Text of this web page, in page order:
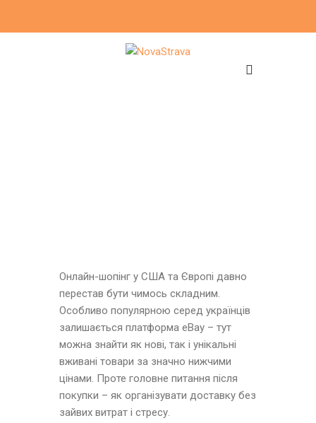
Онлайн-шопінг у США та Європі давно
перестав бути чимось складним.
Особливо популярною серед українців
залишається платформа eBay – тут
можна знайти як нові, так і унікальні
вживані товари за значно нижчими
цінами. Проте головне питання після
покупки – як організувати доставку без
зайвих витрат і стресу.